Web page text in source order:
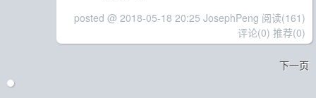
posted @ 2018-05-18 20:25 JosephPeng 阅读(161)
评论(0) 推荐(0)
下一页